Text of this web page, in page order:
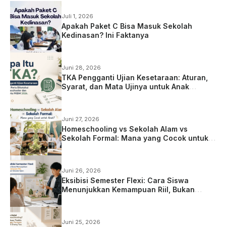
Juli 1, 2026
Apakah Paket C Bisa Masuk Sekolah
Kedinasan? Ini Faktanya
Juni 28, 2026
TKA Pengganti Ujian Kesetaraan: Aturan,
Syarat, dan Mata Ujinya untuk Anak
Juni 27, 2026
Homeschooling vs Sekolah Alam vs
Sekolah Formal: Mana yang Cocok untuk
Juni 26, 2026
Eksibisi Semester Flexi: Cara Siswa
Menunjukkan Kemampuan Riil, Bukan
Juni 25, 2026